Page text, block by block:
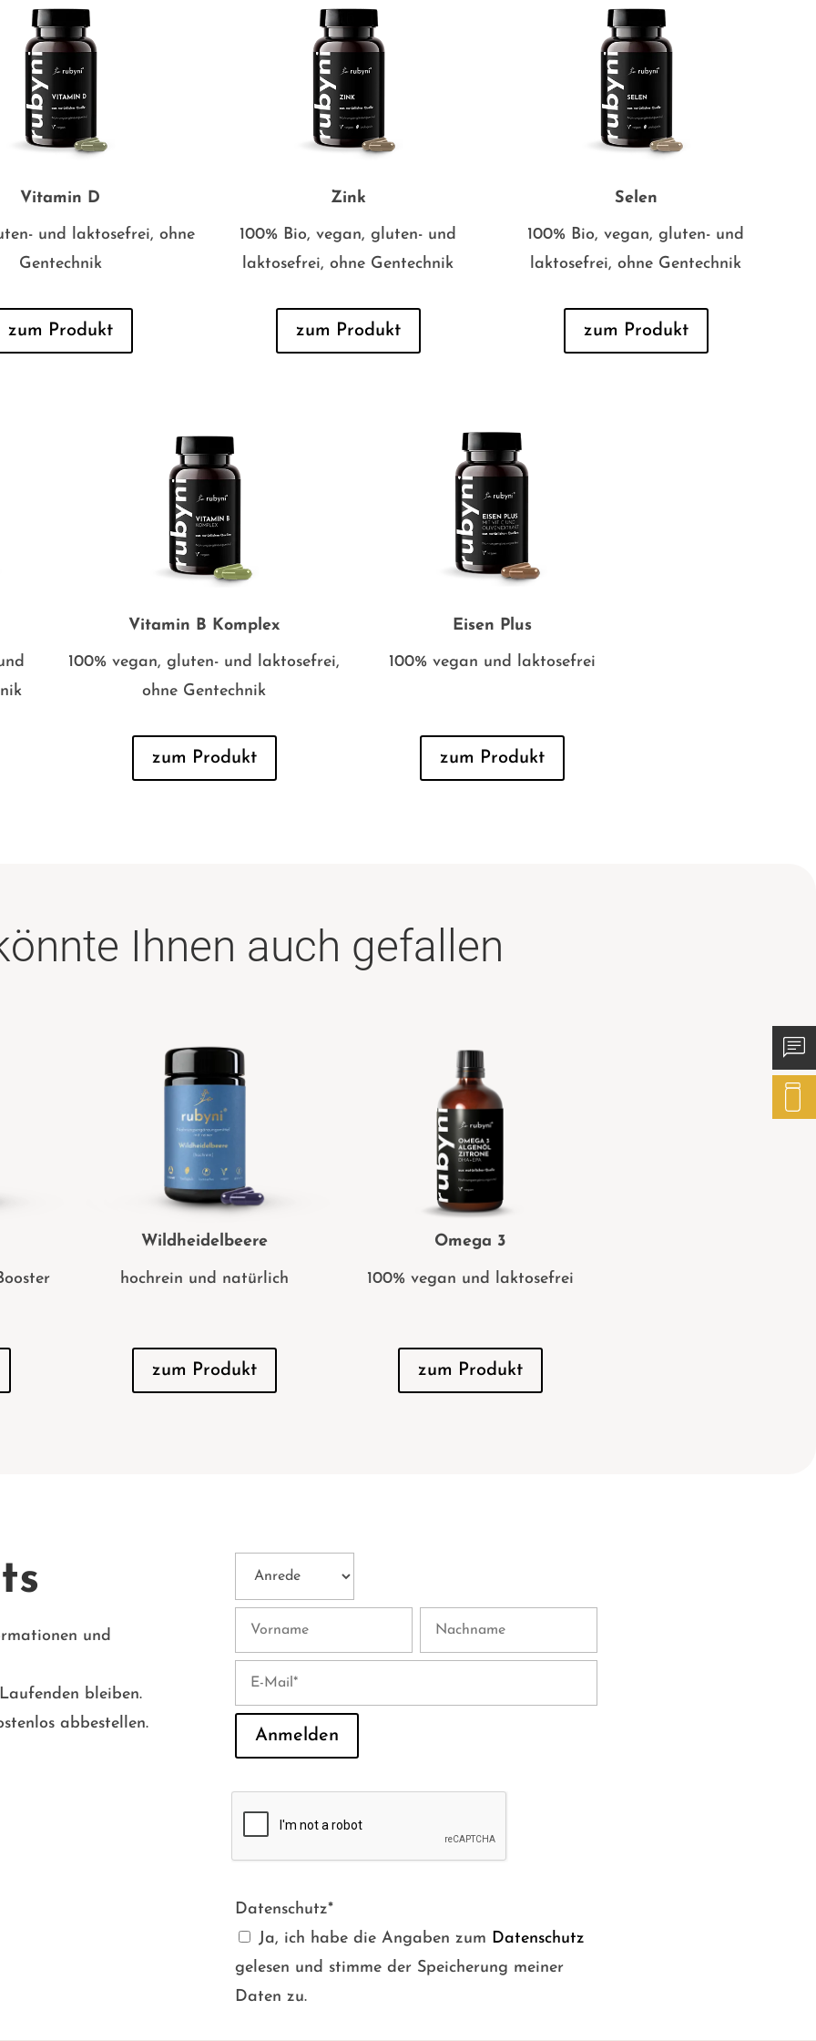
Vitamin D
und laktosefrei, ohne
Gentechnik
zum Produkt
Zink
100% Bio, vegan, gluten- und
laktosefrei, ohne Gentechnik
zum Produkt
Selen
100% Bio, vegan, gluten- und
laktosefrei, ohne Gentechnik
zum Produkt
Vitamin B Komplex
100% vegan, gluten- und laktosefrei,
ohne Gentechnik
zum Produkt
Eisen Plus
100% vegan und laktosefrei
zum Produkt
Ihnen auch gefallen
Wildheidelbeere
hochrein und natürlich
zum Produkt
Omega 3
100% vegan und laktosefrei
zum Produkt
und
bleiben.
abbestellen.
Anmelden
Datenschutz*
Ja, ich habe die Angaben zum Datenschutz
gelesen und stimme der Speicherung meiner
Daten zu.